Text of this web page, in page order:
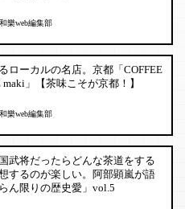
和樂web編集部
ローカルの名店。京都「COFFEE
maki」【茶味こそが京都！】
和樂web編集部
武将だったらどんな茶道をする
するのが楽しい。阿部顕嵐が語
ん限りの歴史愛」vol.5